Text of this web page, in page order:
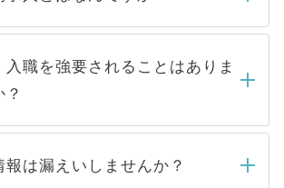
常、5営業日以内にはご連絡をせて
ますので、しばらくお待ちくださ
DOCTORで取り扱っている求人の
割は、Webサイトからご覧いただ
非公開求人」です。非公開求人は
由によって、一般には公開してい
到を避けるため 人気のある医療機
入職を強要されることはありま
職を強要することは一切ありませ
、仮に応募先から内定をいただい
報は漏えいしませんか？